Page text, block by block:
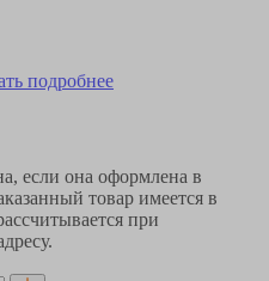
подробнее
если она оформлена в
товар имеется в
при